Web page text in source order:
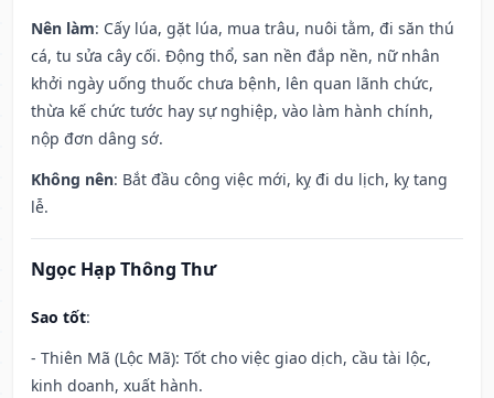
Nên làm: Cấy lúa, gặt lúa, mua trâu, nuôi tằm, đi săn thú
cá, tu sửa cây cối. Động thổ, san nền đắp nền, nữ nhân
khởi ngày uống thuốc chưa bệnh, lên quan lãnh chức,
thừa kế chức tước hay sự nghiệp, vào làm hành chính,
nộp đơn dâng sớ.
Không nên: Bắt đầu công việc mới, kỵ đi du lịch, kỵ tang
lễ.
Ngọc Hạp Thông Thư
Sao tốt:
- Thiên Mã (Lộc Mã): Tốt cho việc giao dịch, cầu tài lộc,
kinh doanh, xuất hành.